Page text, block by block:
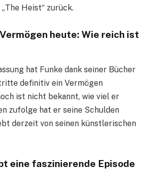
Heist“ zurück.
heute: Wie reich ist
hat Funke dank seiner Bücher
definitiv ein Vermögen
ist nicht bekannt, wie viel er
zufolge hat er seine Schulden
derzeit von seinen künstlerischen
eine faszinierende Episode